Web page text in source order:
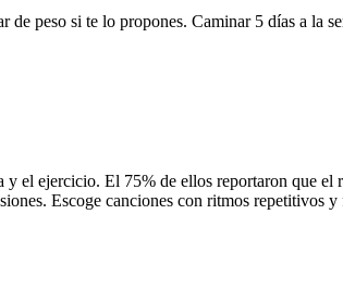
peso si te lo propones. Caminar 5 días a la
el ejercicio. El 75% de ellos reportaron que
Escoge canciones con ritmos repetitivos